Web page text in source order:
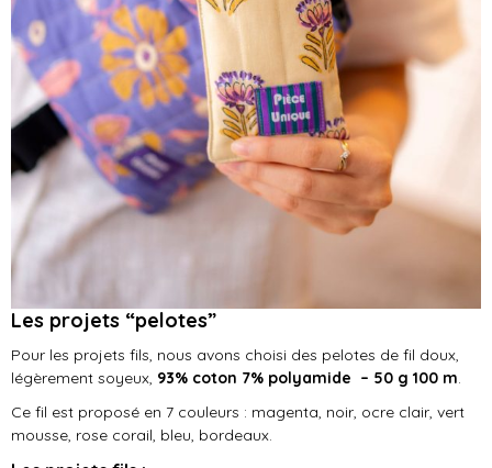
Les projets “pelotes”
Pour les projets fils, nous avons choisi des pelotes de fil doux,
légèrement soyeux, 93% coton 7% polyamide – 50 g 100 m
Ce fil est proposé en 7 couleurs : magenta, noir, ocre clair, vert
mousse, rose corail, bleu, bordeaux.